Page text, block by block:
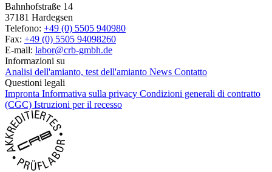
Bahnhofstraße 14
37181 Hardegsen
Telefono: +49 (0) 5505 940980
Fax: +49 (0) 5505 94098260
E-mail: labor@crb-gmbh.de
Informazioni su
Analisi dell'amianto, test dell'amianto News Contatto
Questioni legali
Impronta Informativa sulla privacy Condizioni generali di contratto
(CGC) Istruzioni per il recesso